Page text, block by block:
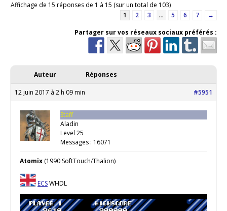
Affichage de 15 réponses de 1 à 15 (sur un total de 103)
1
2 3 … 5 6 7
→
Partager sur vos réseaux sociaux préférés :
Auteur Réponses
12 juin 2017 à 2 h 09 min #5951
Staff
Aladin
Level 25
Messages : 16071
Atomix (1990 SoftTouch/Thalion)
ECSWHDL